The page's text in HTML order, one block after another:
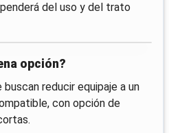
del uso y del trato
opción?
reducir equipaje a un
con opción de